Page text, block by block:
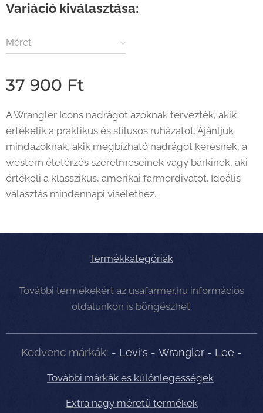
Variáció kiválasztása:
Méret
37 900 Ft
A Wrangler Icons nadrágot azoknak tervezték, akik
értékelik a praktikus és stílusos ruházatot. Ajánljuk
mindazoknak, akik megbízható nadrágot keresnek, a
western életérzés szerelmeseinek vagy bárkinek, aki
értékeli a klasszikus, amerikai farmerdivatot. Ideális
választás mindennapi viselethez.
Termékkategóriák
További termékekért az usafarmer.hu információs
oldalunkon is böngészhet.
Kedvenc márkák: - Levi's - Wrangler - Lee -
További márkák és különlegességek
Extra nagy méretű termékek